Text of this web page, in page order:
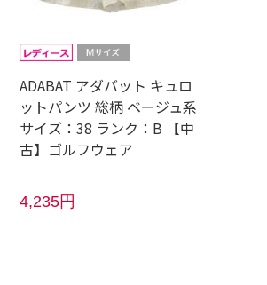
ADABAT アダバット キュロ
ットパンツ 総柄 ベージュ系
サイズ：38 ランク：B 【中
古】ゴルフウェア
4,235円